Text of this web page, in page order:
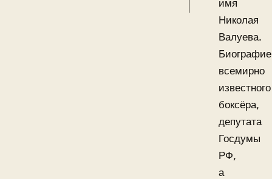
имя
Николая
Валуева.
всемирно
известного
боксёра,
депутата
Госдумы
РФ,
а